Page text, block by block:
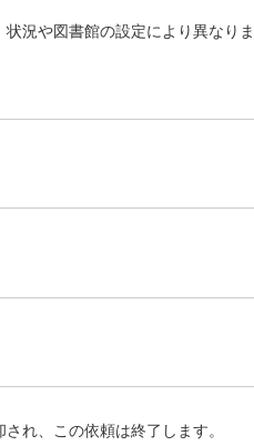
況や図書館の設定により異なりま
れ、この依頼は終了します。